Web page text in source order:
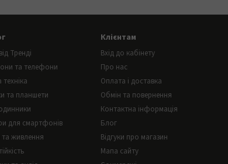
Тренді
та телефони
та планшети
для смартфонів
живлення
Клієнтам
Вхід до кабінету
Про нас
Оплата і доставка
Обмін та повернення
Контактна інформація
Блог
Відгуки про магазин
Мапа сайту